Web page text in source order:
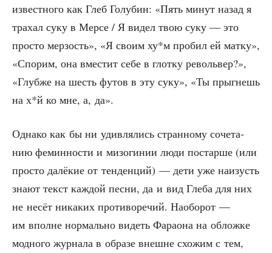
извест­но­го как Глеб Голу­бин: «Пять минут назад я
тра­хал суку в Мер­се / Я видел твою суку — это
про­сто мер­зость», «Я сво­им ху*м про­бил ей мат­ку»,
«Спо­рим, она вме­стит себе в глот­ку револь­вер?»,
«Глуб­же на шесть футов в эту суку», «Ты прыг­нешь
на х*й ко мне, а, да».
Одна­ко как бы ни удив­ля­лись стран­но­му соче­та­
нию фемин­но­сти и мизо­ги­нии люди постар­ше (или
про­сто далё­кие от тен­ден­ций) — дети уже наизусть
зна­ют текст каж­дой пес­ни, да и вид Гле­ба для них
не несёт ника­ких про­ти­во­ре­чий. Наобо­рот —
им вполне нор­маль­но видеть Фара­о­на на облож­ке
мод­но­го жур­на­ла в обра­зе внешне схо­жим с тем,